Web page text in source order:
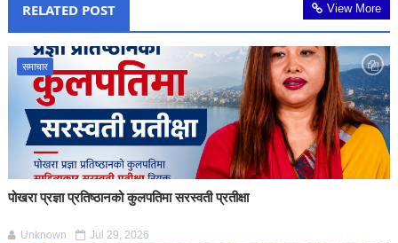
RELATED POST View More
समाचार
पोखरा प्रज्ञा प्रतिष्ठानको कुलपतिमा सरस्वती प्रतीक्षा
Unknown Jul 29, 2026